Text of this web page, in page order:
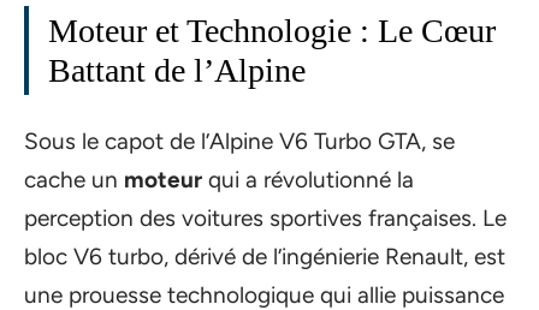
Moteur et Technologie : Le Cœur
Battant de l’Alpine
Sous le capot de l’Alpine V6 Turbo GTA, se
cache un moteur qui a révolutionné la
perception des voitures sportives françaises. Le
bloc V6 turbo, dérivé de l’ingénierie Renault, est
une prouesse technologique qui allie puissance